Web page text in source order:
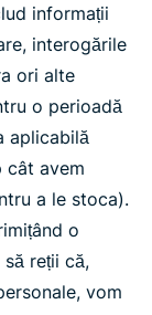
informații
interogările
ori alte
o perioadă
aplicabilă
cât avem
a le stoca).
o
reții că,
vom